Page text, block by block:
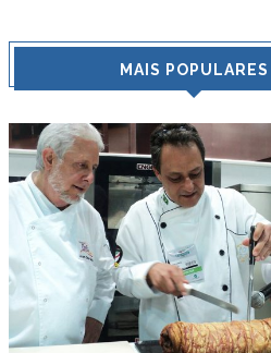
MAIS POPULARES